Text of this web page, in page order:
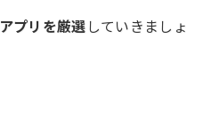
アプリを厳選 していきましょ